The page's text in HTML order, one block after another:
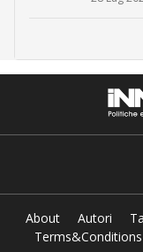
About Autori